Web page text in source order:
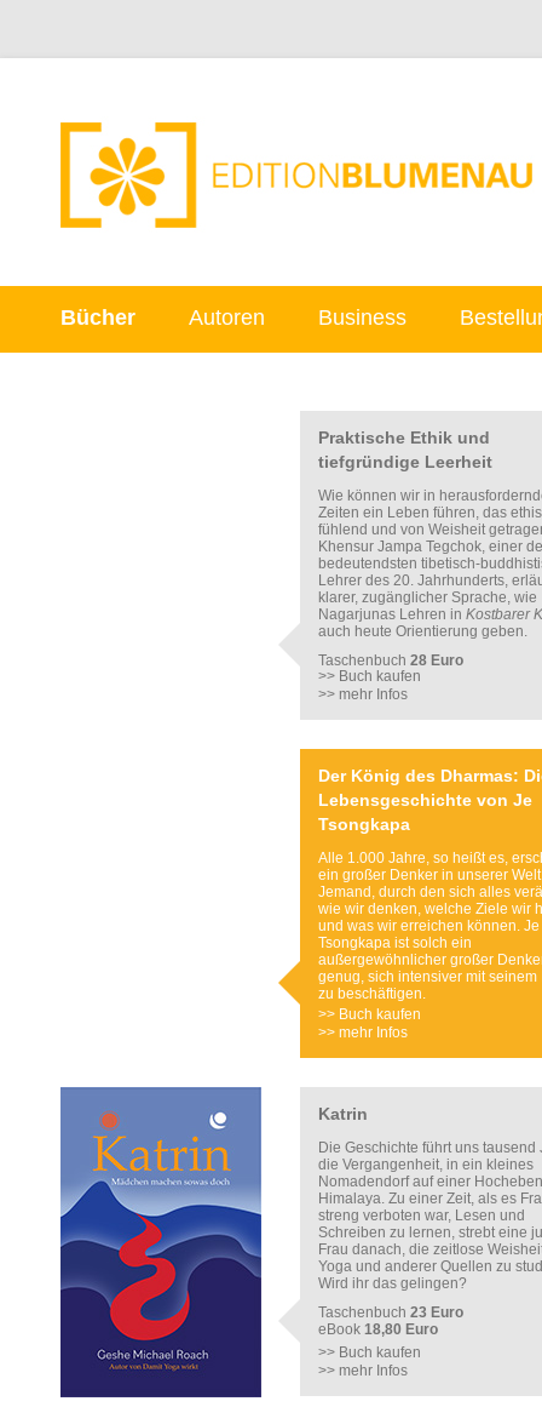
Bücher Autoren Business
Praktische Ethik und
tiefgründige Leerheit
Wie können wir in
Zeiten ein Leben führen, das
fühlend und von Weisheit
Khensur Jampa Tegchok, einer
bedeutendsten tibetisch-
Lehrer des 20. Jahrhunderts,
klarer, zugänglicher Sprache, wie
Nagarjunas Lehren in Kostbarer
auch heute Orientierung geben.
Taschenbuch 28 Euro
>> mehr Infos
>> Buch kaufen
Der König des Dharmas:
Lebensgeschichte von Je
Tsongkapa
Alle 1.000 Jahre, so heißt es,
ein großer Denker in unserer
Jemand, durch den sich alles
wie wir denken, welche Ziele wir
und was wir erreichen können. Je
Tsongkapa ist solch ein
außergewöhnlicher großer
genug, sich intensiver mit seinem
zu beschäftigen.
>> mehr Infos
>> Buch kaufen
Katrin
Die Geschichte führt uns tausend
die Vergangenheit, in ein kleines
Nomadendorf auf einer
Himalaya. Zu einer Zeit, als es
streng verboten war, Lesen und
Schreiben zu lernen, strebt eine
Frau danach, die zeitlose
Yoga und anderer Quellen zu
Wird ihr das gelingen?
Taschenbuch 23 Euro
eBook 18,80 Euro
>> mehr Infos
>> Buch kaufen